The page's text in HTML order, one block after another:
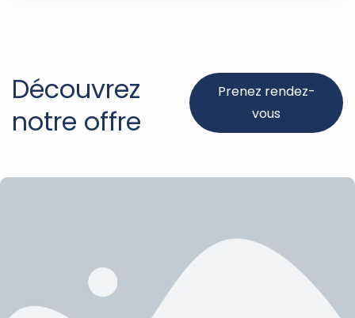
Découvrez
notre offre
Prenez rendez-
vous